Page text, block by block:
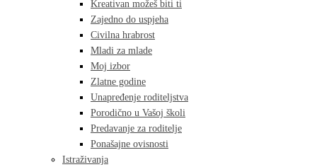
Kreativan možeš biti ti
Zajedno do uspjeha
Civilna hrabrost
Mladi za mlade
Moj izbor
Zlatne godine
Unapređenje roditeljstva
Porodično u Vašoj školi
Predavanje za roditelje
Ponašajne ovisnosti
Istraživanja